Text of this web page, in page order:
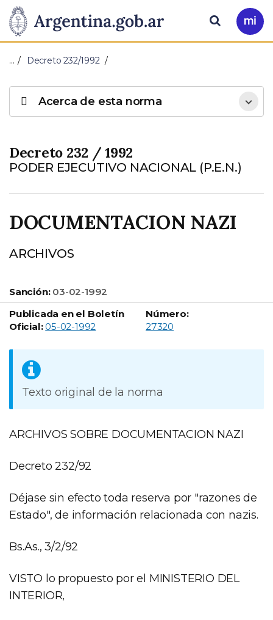
Presidencia
de
Nación
Pasar al contenido principal
Ir
a
Buscar
… Decreto 232/1992
Decreto 232 / 1992
PODER EJECUTIVO NACIONAL (P.E.N.)
DOCUMENTACION NAZI
ARCHIVOS
Sanción: 03-02-1992
Publicada en el Boletín
Oficial: 05-02-1992
Número:
Boletín Oficial número:
27320
Texto original de la norma
ARCHIVOS SOBRE DOCUMENTACION NAZI
Decreto 232/92
Déjase sin efecto toda reserva por "razones de
Estado", de información relacionada con nazis.
Bs.As., 3/2/92
VISTO lo propuesto por el MINISTERIO DEL
INTERIOR,
Acerca de esta norma